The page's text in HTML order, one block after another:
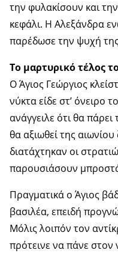
την φυλακίσουν και
κεφάλι. Η Αλεξάνδρα
παρέδωσε την ψυχή
Το μαρτυρικό τέλος
Ο Άγιος Γεώργιος
νύκτα είδε στ’ όνειρο
ανάγγειλε ότι θα
θα αξιωθεί της
διατάχτηκαν οι
παρουσιάσουν
Πραγματικά ο Άγιος
βασιλέα, επειδή
Μόλις λοιπόν τον
πρότεινε να πάνε